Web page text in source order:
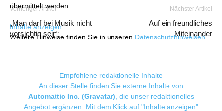
übermittelt werden.
Inhalte anzeigen
Weitere Hinweise finden Sie in unseren Datenschutzhinweisen.
Vorheriger Artikel
„Man darf bei Musik nicht
vorsichtig sein“
Nächster Artikel
Auf ein freundliches
Miteinander
Empfohlene redaktionelle Inhalte
An dieser Stelle finden Sie externe Inhalte von
Automattic Inc. (Gravatar) , die unser redaktionelles
Angebot ergänzen. Mit dem Klick auf "Inhalte anzeigen"